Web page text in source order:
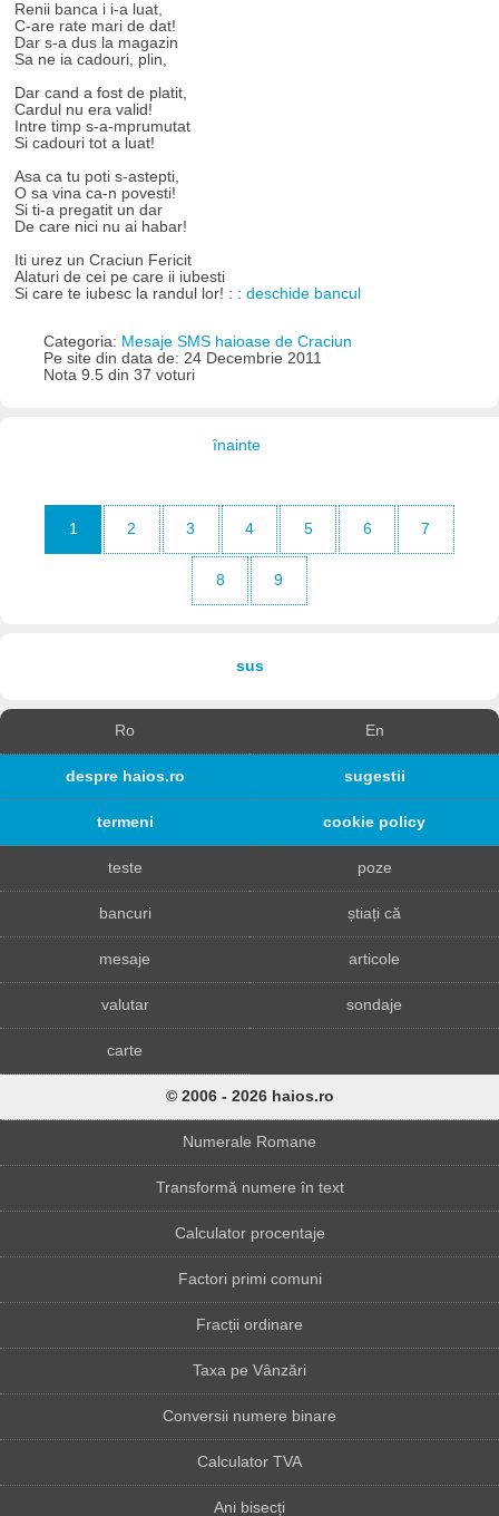
Renii banca i i-a luat,
C-are rate mari de dat!
Dar s-a dus la magazin
Sa ne ia cadouri, plin,
Dar cand a fost de platit,
Cardul nu era valid!
Intre timp s-a-mprumutat
Si cadouri tot a luat!
Asa ca tu poti s-astepti,
O sa vina ca-n povesti!
Si ti-a pregatit un dar
De care nici nu ai habar!
Iti urez un Craciun Fericit
Alaturi de cei pe care ii iubesti
Si care te iubesc la randul lor! : :deschide bancul
Categoria: Mesaje SMS haioase de Craciun
Pe site din data de: 24 Decembrie 2011
Nota 9.5 din 37 voturi
înainte
1 2 3 4 5 6 7
8 9
sus
Ro En
despre haios.ro sugestii
termeni cookie policy
teste poze
bancuri știați că
mesaje articole
valutar sondaje
carte
© 2006 - 2026 haios.ro
Numerale Romane
Transformă numere în text
Calculator procentaje
Factori primi comuni
Fracții ordinare
Taxa pe Vânzări
Conversii numere binare
Calculator TVA
Ani bisecți